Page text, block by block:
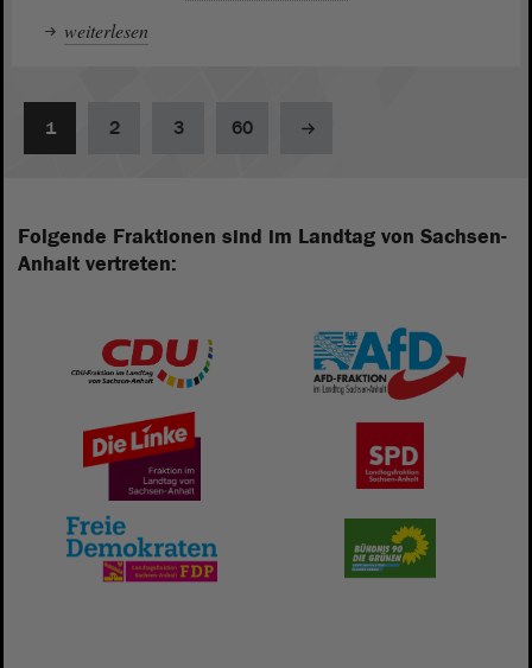
weiterlesen
1 2 3 60
Folgende Fraktionen sind im Landtag von Sachsen-
Anhalt vertreten: